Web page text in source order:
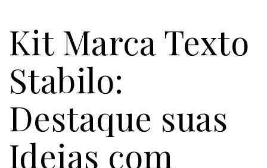
Kit Marca Texto
Stabilo:
Destaque suas
Ideias com